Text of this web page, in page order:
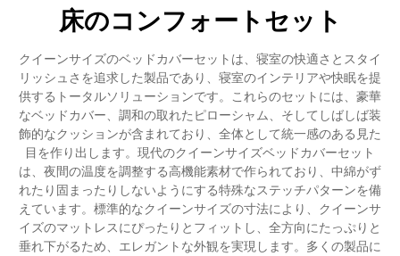
床のコンフォートセット
クイーンサイズのベッドカバーセットは、寝室の快適さとスタイ
リッシュさを追求した製品であり、寝室のインテリアや快眠を提
供するトータルソリューションです。これらのセットには、豪華
なベッドカバー、調和の取れたピローシャム、そしてしばしば装
飾的なクッションが含まれており、全体として統一感のある見た
目を作り出します。現代のクイーンサイズベッドカバーセット
は、夜間の温度を調整する高機能素材で作られており、中綿がず
れたり固まったりしないようにする特殊なステッチパターンを備
えています。標準的なクイーンサイズの寸法により、クイーンサ
イズのマットレスにぴったりとフィットし、全方向にたっぷりと
垂れ下がるため、エレガントな外観を実現します。多くの製品に